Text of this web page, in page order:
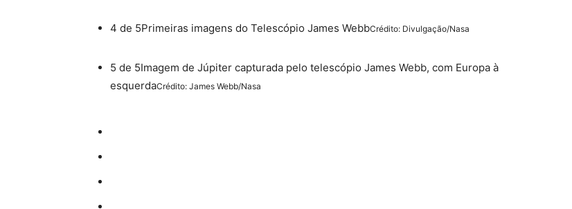
4 de 5Primeiras imagens do Telescópio James WebbCrédito: Divulgação/Nasa
5 de 5Imagem de Júpiter capturada pelo telescópio James Webb, com Europa à
esquerdaCrédito: James Webb/Nasa